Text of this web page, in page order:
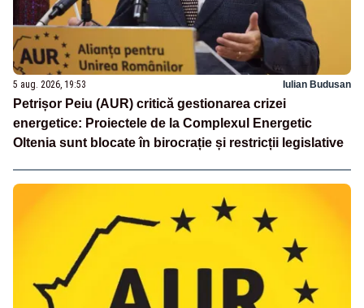
5 aug. 2026, 19:53 Iulian Budusan
Petrișor Peiu (AUR) critică gestionarea crizei
energetice: Proiectele de la Complexul Energetic
Oltenia sunt blocate în birocrație și restricții legislative